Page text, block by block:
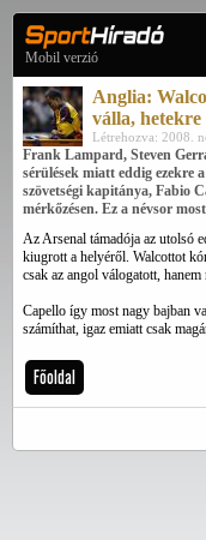
Mobil verzió
Anglia:
válla,
Létrehozva: 2008.
Frank Lampard, Steven
sérülések miatt eddig ezekre
szövetségi kapitánya, Fabio
mérkőzésen. Ez a névsor
Az Arsenal támadója az utolsó
kiugrott a helyéről. Walcottot
csak az angol válogatott,
Capello így most nagy bajban
számíthat, igaz emiatt csak
Főoldal